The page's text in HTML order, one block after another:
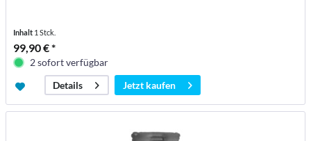
Inhalt 1 Stck.
99,90 € *
2 sofort verfügbar
Details
Jetzt kaufen